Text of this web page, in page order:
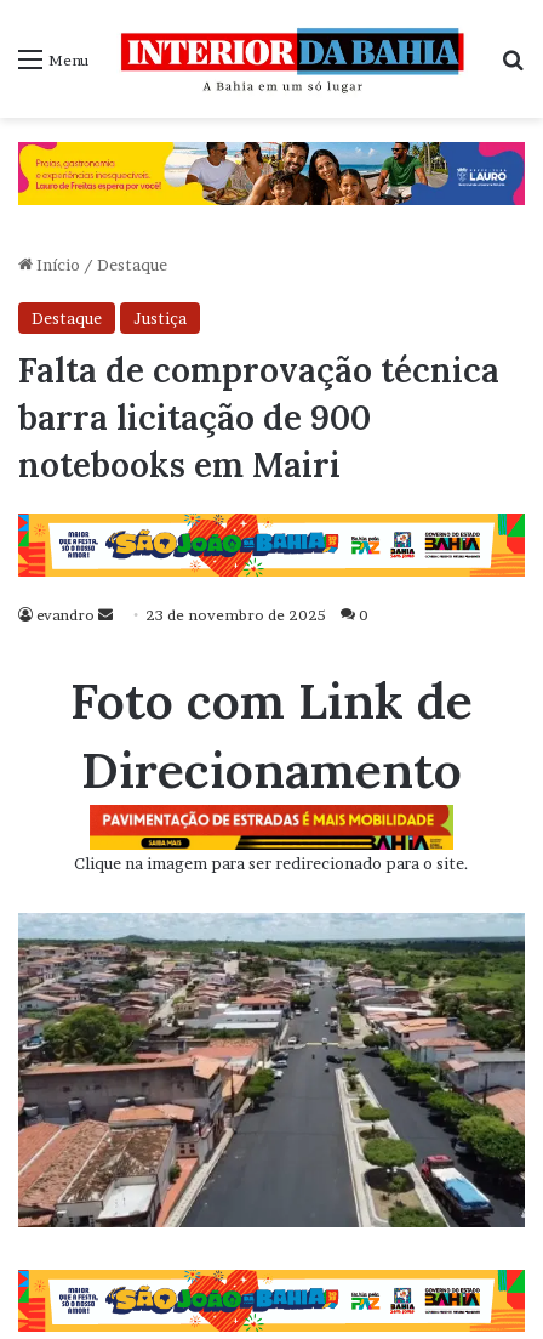
Menu
Início / Destaque
Destaque Justiça
Falta de comprovação técnica
barra licitação de 900
notebooks em Mairi
evandro
Mande
mail
23 de novembro de 2025 0
Foto com Link de
Direcionamento
Clique na imagem para ser redirecionado para o site.